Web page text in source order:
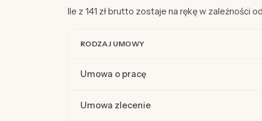
Ile z 141 zł brutto zostaje na rękę w zależności
RODZAJ UMOWY
Umowa o pracę
Umowa zlecenie